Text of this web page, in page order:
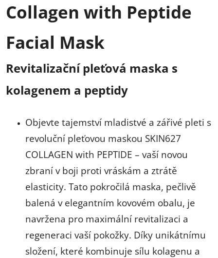
Collagen with Peptide
Facial Mask
Revitalizační pleťová maska s
kolagenem a peptidy
Objevte tajemství mladistvé a zářivé pleti s
revoluční pleťovou maskou SKIN627
COLLAGEN with PEPTIDE – vaší novou
zbraní v boji proti vráskám a ztrátě
elasticity. Tato pokročilá maska, pečlivě
balená v elegantním kovovém obalu, je
navržena pro maximální revitalizaci a
regeneraci vaší pokožky. Díky unikátnímu
složení, které kombinuje sílu kolagenu a